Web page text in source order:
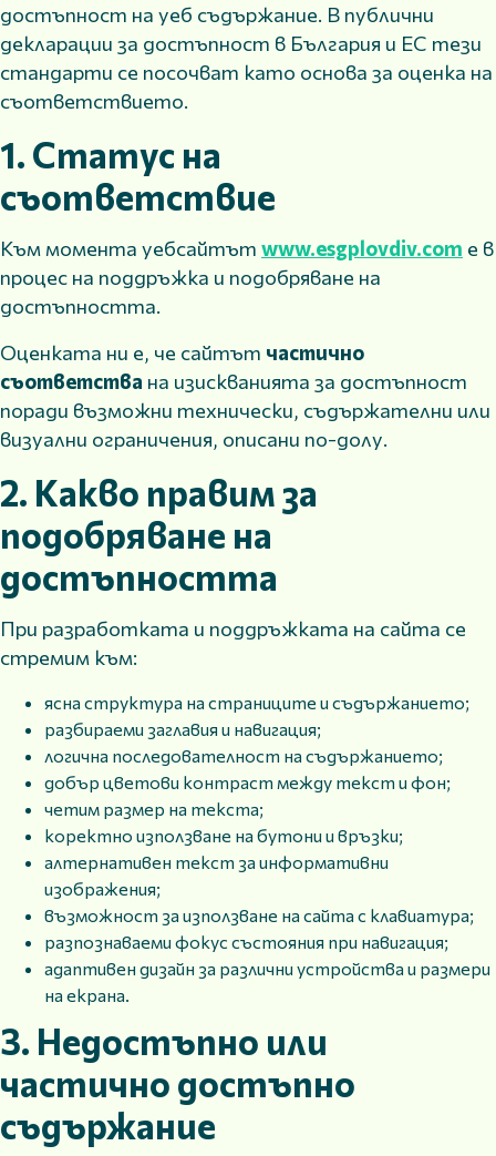
достъпност на уеб съдържание. В публични
декларации за достъпност в България и ЕС тези
стандарти се посочват като основа за оценка на
съответствието.
1. Статус на
съответствие
Към момента уебсайтът www.esgplovdiv.com е в
процес на поддръжка и подобряване на
достъпността.
Оценката ни е, че сайтът частично
съответства на изискванията за достъпност
поради възможни технически, съдържателни или
визуални ограничения, описани по-долу.
2. Какво правим за
подобряване на
достъпността
При разработката и поддръжката на сайта се
стремим към:
ясна структура на страниците и съдържанието;
разбираеми заглавия и навигация;
логична последователност на съдържанието;
добър цветови контраст между текст и фон;
четим размер на текста;
коректно използване на бутони и връзки;
алтернативен текст за информативни
изображения;
възможност за използване на сайта с клавиатура;
разпознаваеми фокус състояния при навигация;
адаптивен дизайн за различни устройства и размери
на екрана.
3. Недостъпно или
частично достъпно
съдържание